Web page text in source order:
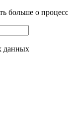
больше о
данных